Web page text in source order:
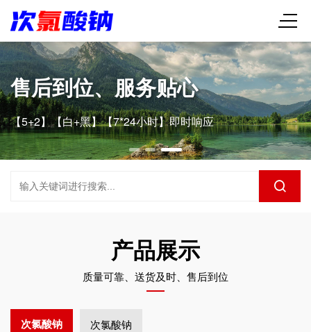
售后到位、服务贴心
【5+2】【白+黑】【7*24小时】即时响应
产品展示
质量可靠、送货及时、售后到位
次氯酸钠 次氯酸钠